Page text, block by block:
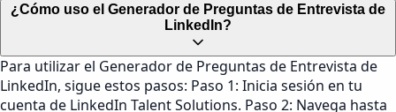
¿Cómo uso el Generador de Preguntas de Entrevista de
LinkedIn?
Para utilizar el Generador de Preguntas de Entrevista de
LinkedIn, sigue estos pasos: Paso 1: Inicia sesión en tu
cuenta de LinkedIn Talent Solutions. Paso 2: Navega hasta